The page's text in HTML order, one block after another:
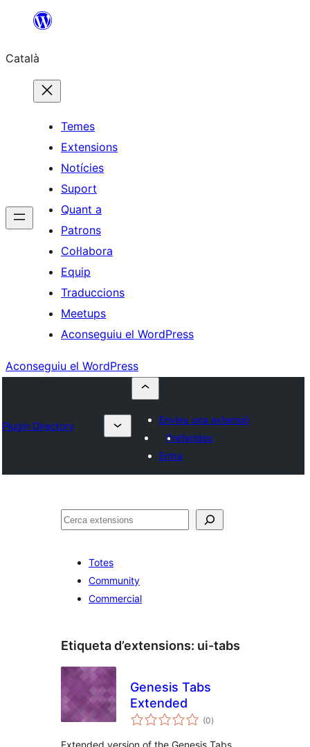
contingut
Català
Temes
Extensions
Notícies
Suport
Quant a
Patrons
Col·labora
Equip
Traduccions
Meetups
Aconseguiu el WordPress
Aconseguiu el WordPress
Plugin Directory
Envieu una extensió
Preferides
Entra
Cerca
Totes
Community
Commercial
Etiqueta d’extensions: ui-tabs
Genesis Tabs
Extended
(0puntuacions
totals
)
Extended version of the Genesis Tabs